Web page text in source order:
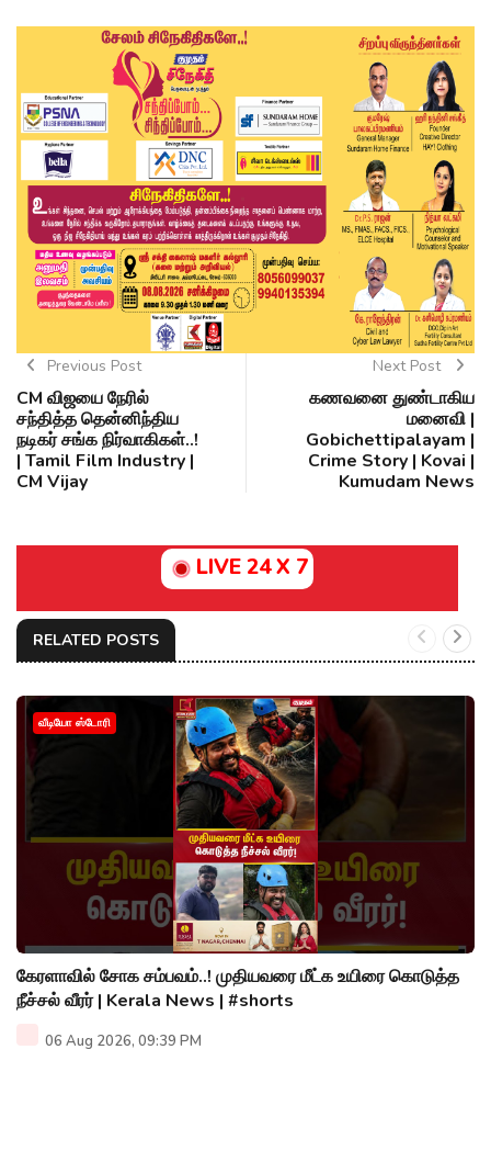
Previous Post
CM விஜயை நேரில்
சந்தித்த தென்னிந்திய
நடிகர் சங்க நிர்வாகிகள்..!
| Tamil Film Industry |
CM Vijay
Next Post
கணவனை துண்டாகிய
மனைவி |
Gobichettipalayam |
Crime Story | Kovai |
Kumudam News
LIVE 24 X 7
RELATED POSTS
வீடியோ ஸ்டோரி
கேரளாவில் சோக சம்பவம்..! முதியவரை மீட்க உயிரை கொடுத்த
நீச்சல் வீரர் | Kerala News | #shorts
06 Aug 2026, 09:39 PM